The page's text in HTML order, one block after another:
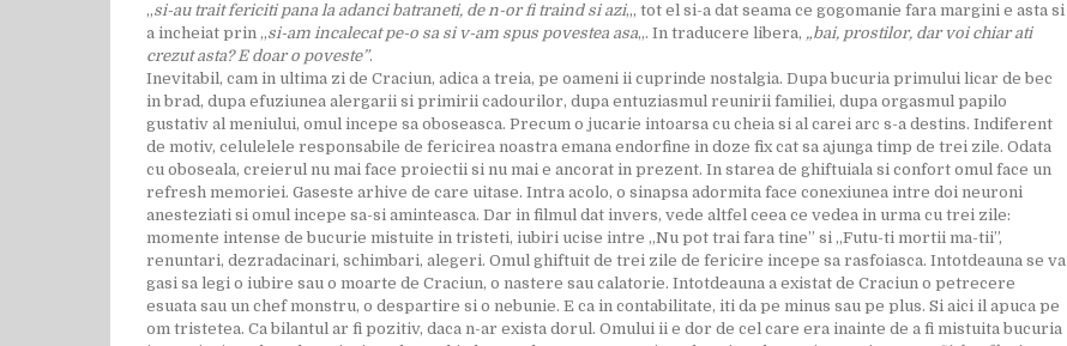
„si-au trait fericiti pana la adanci batraneti, de n-or fi traind si azi„, tot el si-a dat seama ce gogomanie fara margini e asta si
a incheiat prin „si-am incalecat pe-o sa si v-am spus povestea asa„. In traducere libera, „bai, prostilor, dar voi chiar ati
crezut asta? E doar o poveste”.
Inevitabil, cam in ultima zi de Craciun, adica a treia, pe oameni ii cuprinde nostalgia. Dupa bucuria primului licar de bec
in brad, dupa efuziunea alergarii si primirii cadourilor, dupa entuziasmul reunirii familiei, dupa orgasmul papilo
gustativ al meniului, omul incepe sa oboseasca. Precum o jucarie intoarsa cu cheia si al carei arc s-a destins. Indiferent
de motiv, celulelele responsabile de fericirea noastra emana endorfine in doze fix cat sa ajunga timp de trei zile. Odata
cu oboseala, creierul nu mai face proiectii si nu mai e ancorat in prezent. In starea de ghiftuiala si confort omul face un
refresh memoriei. Gaseste arhive de care uitase. Intra acolo, o sinapsa adormita face conexiunea intre doi neuroni
anesteziati si omul incepe sa-si aminteasca. Dar in filmul dat invers, vede altfel ceea ce vedea in urma cu trei zile:
momente intense de bucurie mistuite in tristeti, iubiri ucise intre „Nu pot trai fara tine” si „Futu-ti mortii ma-tii”,
renuntari, dezradacinari, schimbari, alegeri. Omul ghiftuit de trei zile de fericire incepe sa rasfoiasca. Intotdeauna se va
gasi sa legi o iubire sau o moarte de Craciun, o nastere sau calatorie. Intotdeauna a existat de Craciun o petrecere
esuata sau un chef monstru, o despartire si o nebunie. E ca in contabilitate, iti da pe minus sau pe plus. Si aici il apuca pe
om tristetea. Ca bilantul ar fi pozitiv, daca n-ar exista dorul. Omului ii e dor de cel care era inainte de a fi mistuita bucuria